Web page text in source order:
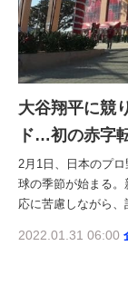
大谷翔平に競
ド…初の赤字
2月1日、日本のプ
球の季節が始まる
応に苦慮しながら、
2022.01.31 06:00